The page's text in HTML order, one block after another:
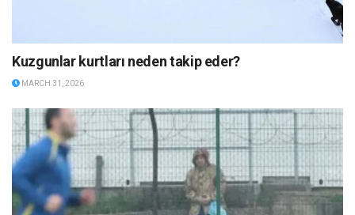
Kuzgunlar kurtları neden takip eder?
MARCH 31, 2026